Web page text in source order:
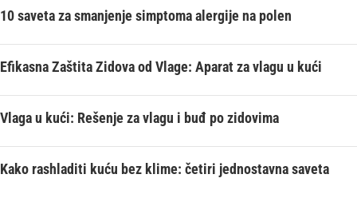
10 saveta za smanjenje simptoma alergije na polen
Efikasna Zaštita Zidova od Vlage: Aparat za vlagu u kući
Vlaga u kući: Rešenje za vlagu i buđ po zidovima
Kako rashladiti kuću bez klime: četiri jednostavna saveta